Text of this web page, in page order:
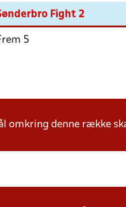
Fight 2
5
omkring denne række